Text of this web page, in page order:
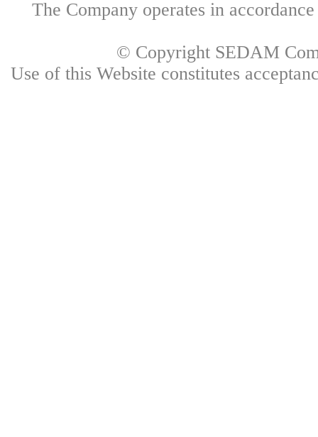
The Company operates in
© Copyright SEDAM
Use of this Website constitutes